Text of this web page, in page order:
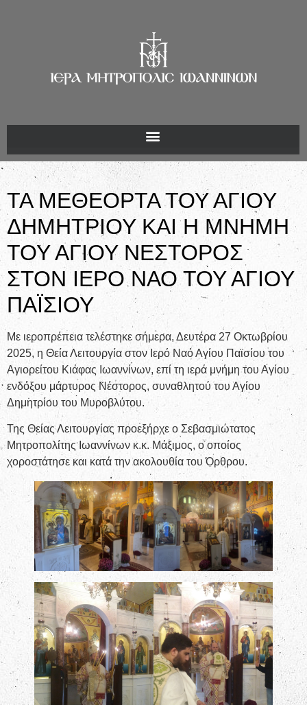
ΤΑ ΜΕΘΕΟΡΤΑ ΤΟΥ ΑΓΙΟΥ
ΔΗΜΗΤΡΙΟΥ ΚΑΙ Η ΜΝΗΜΗ
ΤΟΥ ΑΓΙΟΥ ΝΕΣΤΟΡΟΣ
ΣΤΟΝ ΙΕΡΟ ΝΑΟ ΤΟΥ ΑΓΙΟΥ
ΠΑΪΣΙΟΥ
Με ιεροπρέπεια τελέστηκε σήμερα, Δευτέρα 27 Οκτωβρίου
2025, η Θεία Λειτουργία στον Ιερό Ναό Αγίου Παϊσίου του
Αγιορείτου Κιάφας Ιωαννίνων, επί τη ιερά μνήμη του Αγίου
ενδόξου μάρτυρος Νέστορος, συναθλητού του Αγίου
Δημητρίου του Μυροβλύτου.
Της Θείας Λειτουργίας προεξήρχε ο Σεβασμιώτατος
Μητροπολίτης Ιωαννίνων κ.κ. Μάξιμος, ο οποίος
χοροστάτησε και κατά την ακολουθία του Όρθρου.